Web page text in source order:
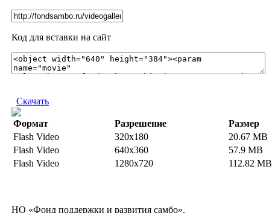
Код для вставки на сайт
Скачать
Формат Разрешение
Размер
Flash Video
320x180 20.67 MB
Flash Video
640x360 57.9 MB
Flash Video
1280x720 112.82 MB
НО «Фонд поддержки и развития самбо».